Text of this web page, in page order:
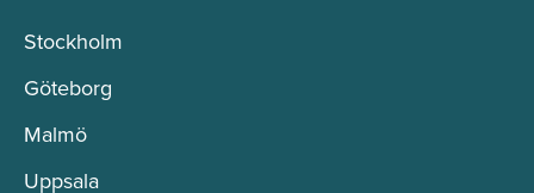
Stockholm
Göteborg
Malmö
Uppsala